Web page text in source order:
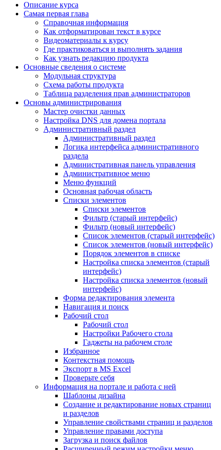
Описание курса
Самая первая глава
Справочная информация
Как отформатирован текст в курсе
Видеоматериалы к курсу
Где практиковаться и выполнять задания
Как узнать редакцию продукта
Основные сведения о системе
Модульная структура
Схема работы продукта
Таблица разделения прав администраторов
Основы администрирования
Мастер очистки данных
Настройка DNS для домена портала
Административный раздел
Административный раздел
Логика интерфейса административного
раздела
Административная панель управления
Административное меню
Меню функций
Основная рабочая область
Списки элементов
Списки элементов
Фильтр (старый интерфейс)
Фильтр (новый интерфейс)
Список элементов (старый интерфейс)
Список элементов (новый интерфейс)
Порядок элементов в списке
Настройка списка элементов (старый
интерфейс)
Настройка списка элементов (новый
интерфейс)
Форма редактирования элемента
Навигация и поиск
Рабочий стол
Рабочий стол
Настройки Рабочего стола
Гаджеты на рабочем столе
Избранное
Контекстная помощь
Экспорт в MS Excel
Проверьте себя
Информация на портале и работа с ней
Шаблоны дизайна
Создание и редактирование новых страниц
и разделов
Управление свойствами страниц и разделов
Управление правами доступа
Загрузка и поиск файлов